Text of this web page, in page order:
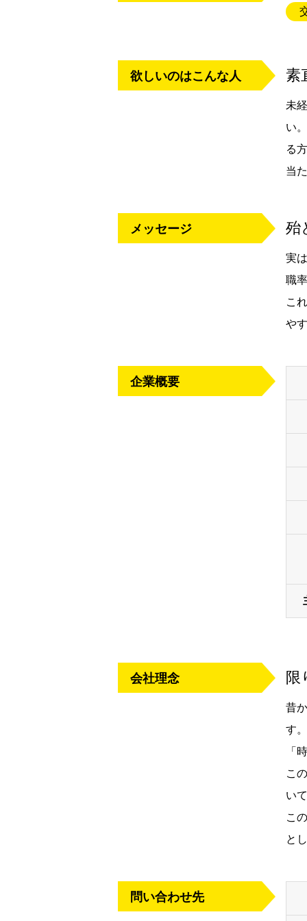
欲しいのはこんな人 素
未
い
る
当
メッセージ 殆
実
職
こ
や
企業概要
会社理念 限
昔
す。
「
こ
い
こ
と
問い合わせ先